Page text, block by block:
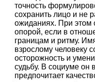
точность
сохранить лицо и не
ожиданиях. При этом
опорой, если в
границам и ритму.
взрослому человеку
осторожность и
судьбу. В социуме он
предпочитает